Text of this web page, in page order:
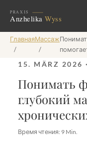
Главная
/
Массаж
/
15. MÄRZ 2026 ·
Понимать
глубокий
Время чтения: 9 Min.